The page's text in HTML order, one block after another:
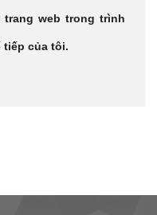
web trong trình
tiếp của tôi.